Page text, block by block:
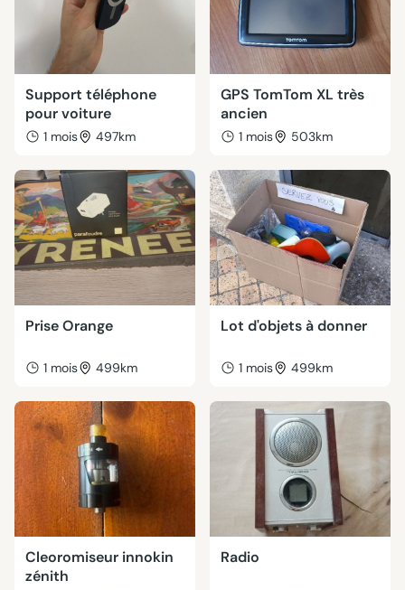
Support téléphone
pour voiture
1 mois 497km
GPS TomTom XL très
ancien
1 mois 503km
Prise Orange
1 mois 499km
Lot d'objets à donner
1 mois 499km
Cleoromiseur innokin
zénith
Radio